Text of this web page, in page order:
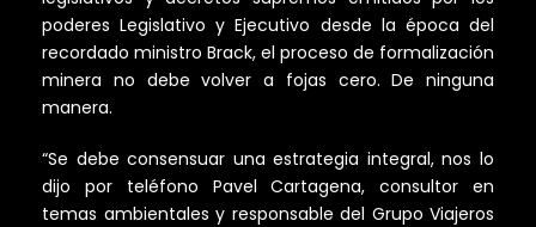
poderes Legislativo y Ejecutivo desde la época del
recordado ministro Brack, el proceso de formalización
minera no debe volver a fojas cero. De ninguna
manera.
“Se debe consensuar una estrategia integral, nos lo
dijo por teléfono Pavel Cartagena, consultor en
temas ambientales y responsable del Grupo Viajeros